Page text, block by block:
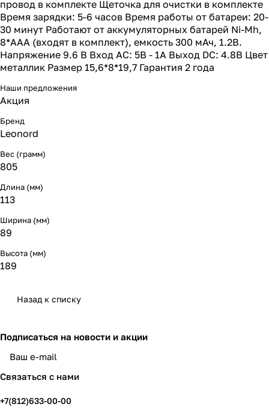
провод в комплекте Щеточка для очистки в комплекте
Время зарядки: 5-6 часов Время работы от батареи: 20-
30 минут Работают от аккумуляторных батарей Ni-Mh,
8*ААА (входят в комплект), емкость 300 мАч, 1.2В.
Напряжение 9.6 В Вход AC: 5В - 1А Выход DC: 4.8В Цвет
металлик Размер 15,6*8*19,7 Гарантия 2 года
Наши предложения
Акция
Бренд
Leonord
Вес (грамм)
805
Длина (мм)
113
Ширина (мм)
89
Высота (мм)
189
Назад к списку
Подписаться на новости и акции
Связаться с нами
+7(812)633-00-00